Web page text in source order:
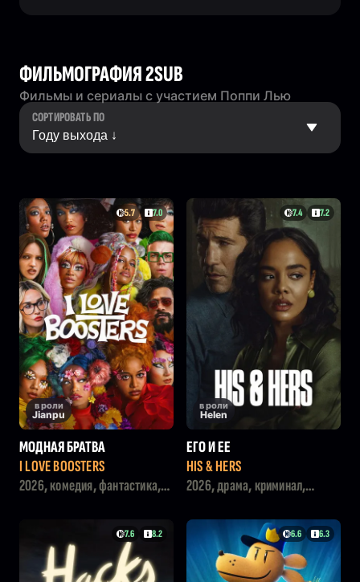
ФИЛЬМОГРАФИЯ 2SUB
Фильмы и сериалы с участием Поппи Лью
СОРТИРОВАТЬ ПО
5.7 7.0
в роли
Jianpu
МОДНАЯ БРАТВА
I LOVE BOOSTERS
2026, комедия, фантастика,
7.4 7.2
в роли
Helen
ЕГО И ЕЕ
HIS & HERS
2026, драма, криминал,
7.6 8.2 6.6 6.3